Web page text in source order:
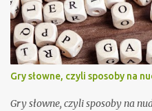
Gry słowne, czyli sposoby na
Gry słowne, czyli sposoby na